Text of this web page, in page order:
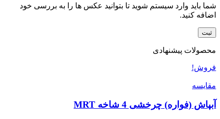
شما باید وارد سیستم شوید تا بتوانید عکس ها را به بررسی خود
اضافه کنید.
محصولات پیشنهادی
فروش!
مقایسه
آبپاش (فواره) چرخشی 4 شاخه MRT